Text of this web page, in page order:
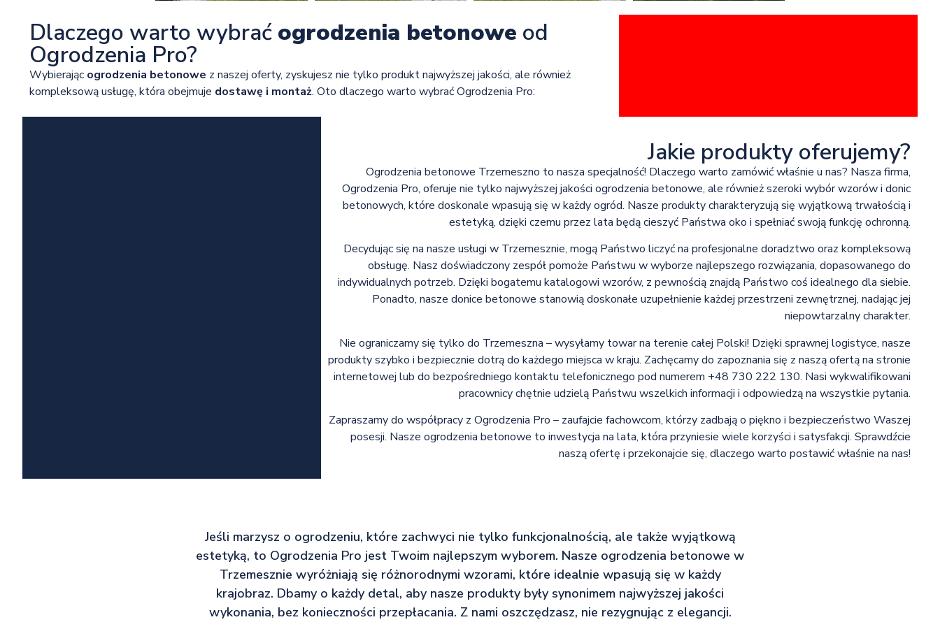
Dlaczego warto wybrać ogrodzenia betonowe od
Ogrodzenia Pro?
Wybierając ogrodzenia betonowe z naszej oferty, zyskujesz nie tylko produkt najwyższej jakości, ale również
kompleksową usługę, która obejmuje dostawę i montaż. Oto dlaczego warto wybrać Ogrodzenia Pro:
Jakie produkty oferujemy?
Ogrodzenia betonowe Trzemeszno to nasza specjalność! Dlaczego warto zamówić właśnie u nas? Nasza firma,
Ogrodzenia Pro, oferuje nie tylko najwyższej jakości ogrodzenia betonowe, ale również szeroki wybór wzorów i donic
betonowych, które doskonale wpasują się w każdy ogród. Nasze produkty charakteryzują się wyjątkową trwałością i
estetyką, dzięki czemu przez lata będą cieszyć Państwa oko i spełniać swoją funkcję ochronną.
Decydując się na nasze usługi w Trzemesznie, mogą Państwo liczyć na profesjonalne doradztwo oraz kompleksową
obsługę. Nasz doświadczony zespół pomoże Państwu w wyborze najlepszego rozwiązania, dopasowanego do
indywidualnych potrzeb. Dzięki bogatemu katalogowi wzorów, z pewnością znajdą Państwo coś idealnego dla siebie.
Ponadto, nasze donice betonowe stanowią doskonałe uzupełnienie każdej przestrzeni zewnętrznej, nadając jej
niepowtarzalny charakter.
Nie ograniczamy się tylko do Trzemeszna – wysyłamy towar na terenie całej Polski! Dzięki sprawnej logistyce, nasze
produkty szybko i bezpiecznie dotrą do każdego miejsca w kraju. Zachęcamy do zapoznania się z naszą ofertą na stronie
internetowej lub do bezpośredniego kontaktu telefonicznego pod numerem +48 730 222 130. Nasi wykwalifikowani
pracownicy chętnie udzielą Państwu wszelkich informacji i odpowiedzą na wszystkie pytania.
Zapraszamy do współpracy z Ogrodzenia Pro – zaufajcie fachowcom, którzy zadbają o piękno i bezpieczeństwo Waszej
posesji. Nasze ogrodzenia betonowe to inwestycja na lata, która przyniesie wiele korzyści i satysfakcji. Sprawdźcie
naszą ofertę i przekonajcie się, dlaczego warto postawić właśnie na nas!
Jeśli marzysz o ogrodzeniu, które zachwyci nie tylko funkcjonalnością, ale także wyjątkową
estetyką, to Ogrodzenia Pro jest Twoim najlepszym wyborem. Nasze ogrodzenia betonowe w
Trzemesznie wyróżniają się różnorodnymi wzorami, które idealnie wpasują się w każdy
krajobraz. Dbamy o każdy detal, aby nasze produkty były synonimem najwyższej jakości
wykonania, bez konieczności przepłacania. Z nami oszczędzasz, nie rezygnując z elegancji.